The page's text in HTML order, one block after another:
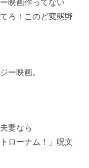
映画作ってない
ろ！このど変態野
ー映画。
妻なら
ローナム！」呪文